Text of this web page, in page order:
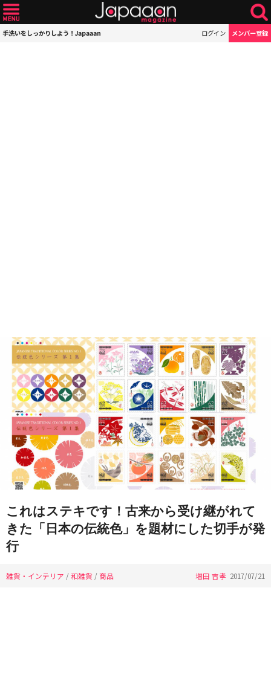
手洗いをしっかりしよう！Japaaan ログイン メンバー登録
これはステキです！古来から受け継がれて
きた「日本の伝統色」を題材にした切手が発
行
雑貨・インテリア /和雑貨 /商品 増田 吉孝 2017/07/21